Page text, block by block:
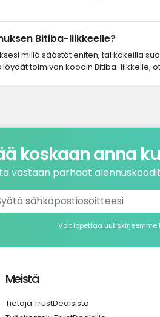
Bitiba-liikkeelle?
millä säästät eniten, tai kokeilla
toimivan koodin Bitiba-liikkelle,
koskaan anna
vastaan parhaat
Voit lopettaa
Meistä
Tietoja TrustDealsista